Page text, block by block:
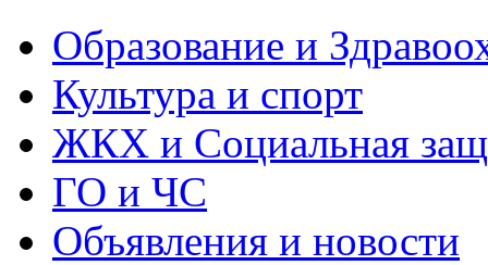
Образование и
Культура и спорт
ЖКХ и Социальная
ГО и ЧС
Объявления и новости